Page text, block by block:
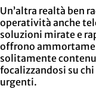
Un’altra realtà ben
operatività anche
soluzioni mirate e
offrono
solitamente
focalizzandosi su
urgenti.